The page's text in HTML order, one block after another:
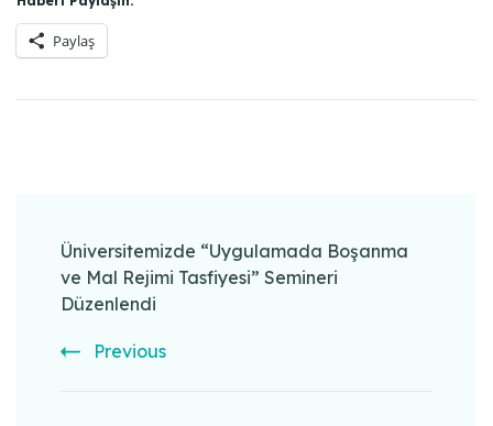
Paylaş
Navigation
Üniversitemizde “Uygulamada Boşanma
ve Mal Rejimi Tasfiyesi” Semineri
Düzenlendi
Previous